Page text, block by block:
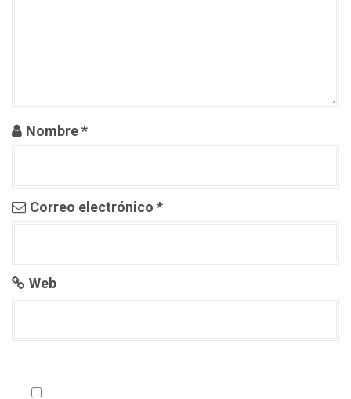
Nombre*
Correo electrónico *
Web